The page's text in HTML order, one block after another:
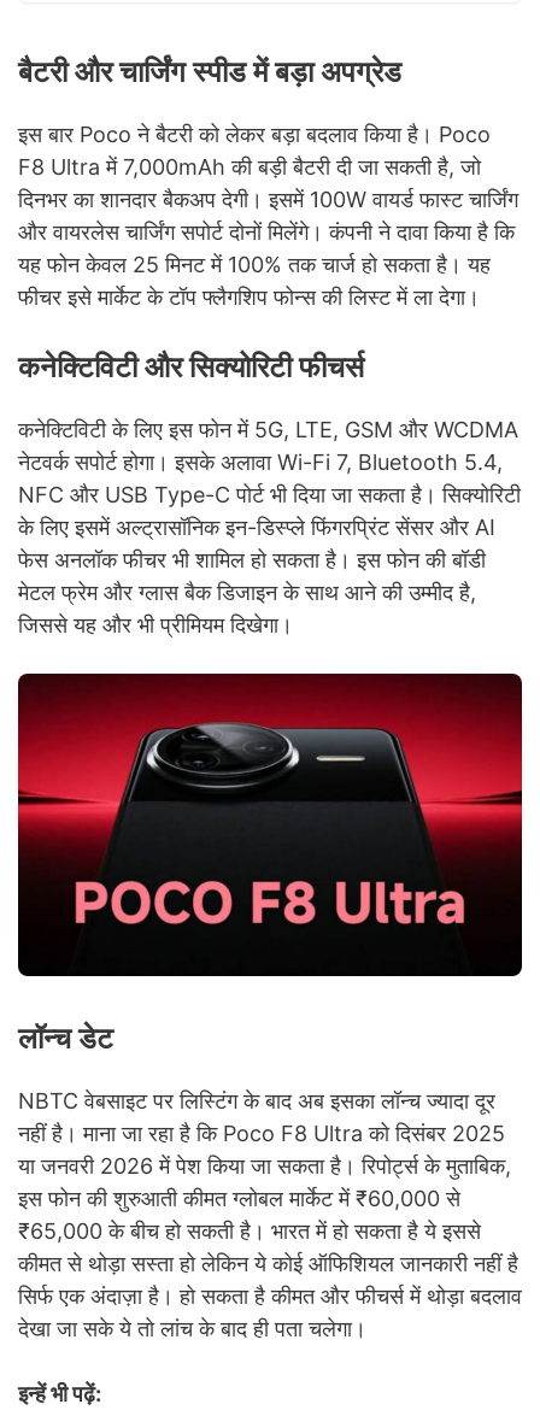
बैटरी और चार्जिंग स्पीड में बड़ा अपग्रेड
इस बार Poco ने बैटरी को लेकर बड़ा बदलाव किया है। Poco
F8 Ultra में 7,000mAh की बड़ी बैटरी दी जा सकती है, जो
दिनभर का शानदार बैकअप देगी। इसमें 100W वायर्ड फास्ट चार्जिंग
और वायरलेस चार्जिंग सपोर्ट दोनों मिलेंगे। कंपनी ने दावा किया है कि
यह फोन केवल 25 मिनट में 100% तक चार्ज हो सकता है। यह
फीचर इसे मार्केट के टॉप फ्लैगशिप फोन्स की लिस्ट में ला देगा।
कनेक्टिविटी और सिक्योरिटी फीचर्स
कनेक्टिविटी के लिए इस फोन में 5G, LTE, GSM और WCDMA
नेटवर्क सपोर्ट होगा। इसके अलावा Wi-Fi 7, Bluetooth 5.4,
NFC और USB Type-C पोर्ट भी दिया जा सकता है। सिक्योरिटी
के लिए इसमें अल्ट्रासॉनिक इन-डिस्प्ले फिंगरप्रिंट सेंसर और AI
फेस अनलॉक फीचर भी शामिल हो सकता है। इस फोन की बॉडी
मेटल फ्रेम और ग्लास बैक डिजाइन के साथ आने की उम्मीद है,
जिससे यह और भी प्रीमियम दिखेगा।
लॉन्च डेट
NBTC वेबसाइट पर लिस्टिंग के बाद अब इसका लॉन्च ज्यादा दूर
नहीं है। माना जा रहा है कि Poco F8 Ultra को दिसंबर 2025
या जनवरी 2026 में पेश किया जा सकता है। रिपोर्ट्स के मुताबिक,
इस फोन की शुरुआती कीमत ग्लोबल मार्केट में ₹60,000 से
₹65,000 के बीच हो सकती है। भारत में हो सकता है ये इससे
कीमत से थोड़ा सस्ता हो लेकिन ये कोई ऑफिशियल जानकारी नहीं है
सिर्फ एक अंदाज़ा है। हो सकता है कीमत और फीचर्स में थोड़ा बदलाव
देखा जा सके ये तो लांच के बाद ही पता चलेगा।
इन्हें भी पढ़ें: